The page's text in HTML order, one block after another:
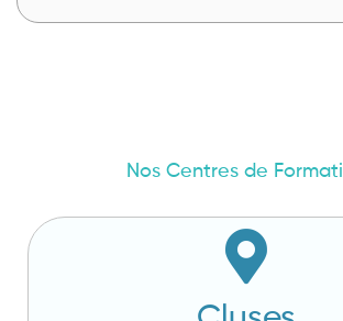
Nos Centres de